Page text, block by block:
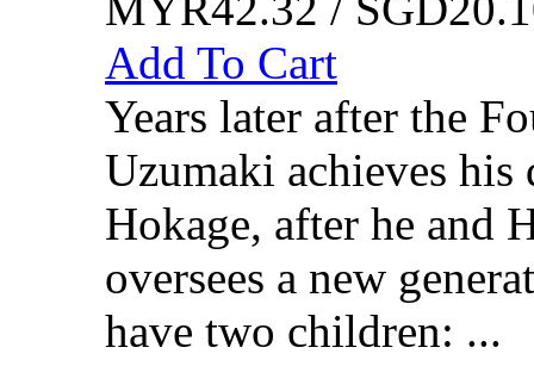
Add To Cart
Years later after the
Uzumaki achieves his
Hokage, after he and
oversees a new
have two children: ...